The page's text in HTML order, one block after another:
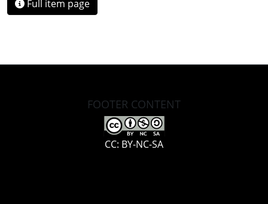
Full item page
FOOTER CONTENT
CC: BY-NC-SA